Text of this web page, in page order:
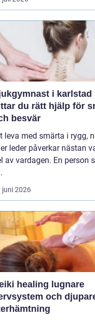
i karlstad så
du rätt hjälp för
besvär
leva med smärta i rygg,
leder påverkar nästan
av vardagen. En person
juni 2026
healing lugnare
och